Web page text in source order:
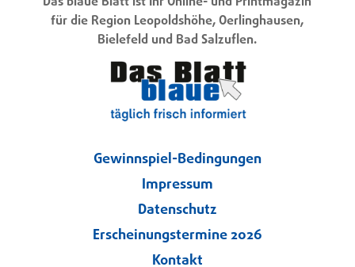
für die Region Leopoldshöhe, Oerlinghausen,
Bielefeld und Bad Salzuflen.
Gewinnspiel-Bedingungen
Impressum
Datenschutz
Erscheinungstermine 2026
Kontakt